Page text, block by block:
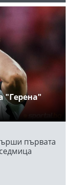
"Герена"
първата